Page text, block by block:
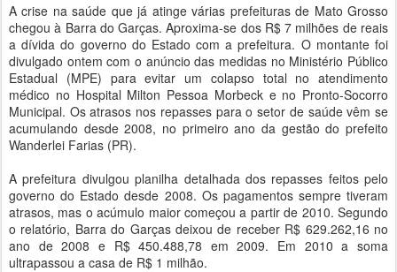
A crise na saúde que já atinge várias prefeituras de Mato Grosso
chegou à Barra do Garças. Aproxima-se dos R$ 7 milhões de reais
a dívida do governo do Estado com a prefeitura. O montante foi
divulgado ontem com o anúncio das medidas no Ministério Público
Estadual (MPE) para evitar um colapso total no atendimento
médico no Hospital Milton Pessoa Morbeck e no Pronto-Socorro
Municipal. Os atrasos nos repasses para o setor de saúde vêm se
acumulando desde 2008, no primeiro ano da gestão do prefeito
Wanderlei Farias (PR).
A prefeitura divulgou planilha detalhada dos repasses feitos pelo
governo do Estado desde 2008. Os pagamentos sempre tiveram
atrasos, mas o acúmulo maior começou a partir de 2010. Segundo
o relatório, Barra do Garças deixou de receber R$ 629.262,16 no
ano de 2008 e R$ 450.488,78 em 2009. Em 2010 a soma
ultrapassou a casa de R$ 1 milhão.